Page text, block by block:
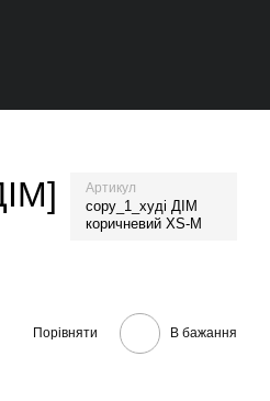
Артикул
copy_1_худі ДІМ
коричневий XS-M
Порівняти В бажання